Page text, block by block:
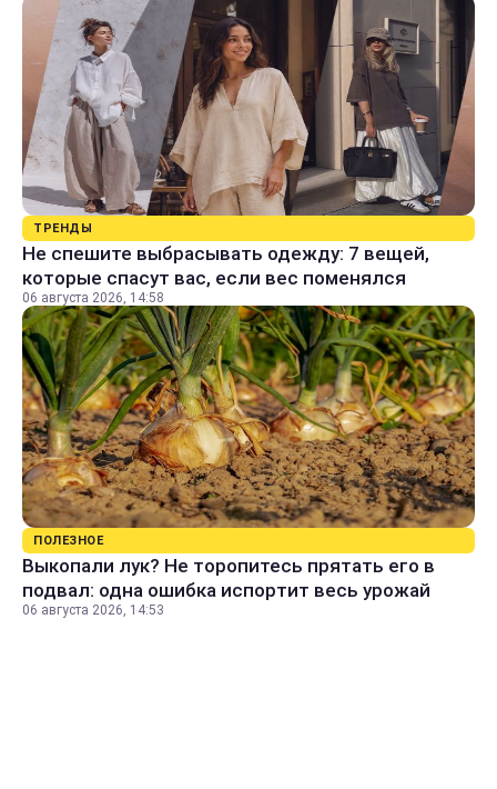
ТРЕНДЫ
Не спешите выбрасывать одежду: 7 вещей,
которые спасут вас, если вес поменялся
06 августа 2026, 14:58
ПОЛЕЗНОЕ
Выкопали лук? Не торопитесь прятать его в
подвал: одна ошибка испортит весь урожай
06 августа 2026, 14:53